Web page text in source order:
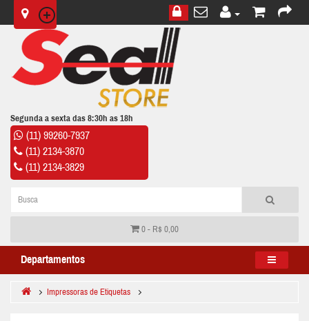
Segunda a sexta das 8:30h as 18h
(11) 99260-7937
(11) 2134-3870
(11) 2134-3829
0 - R$ 0,00
Departamentos
Impressoras de Etiquetas